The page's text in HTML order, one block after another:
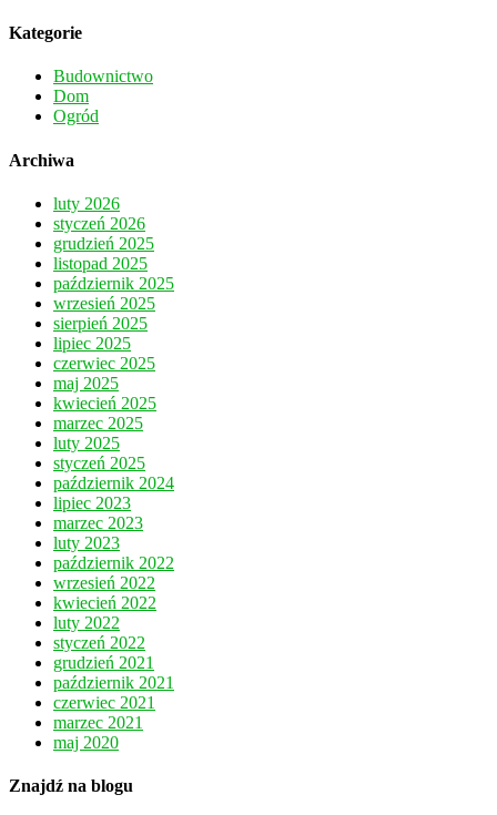
Kategorie
Budownictwo
Dom
Ogród
Archiwa
luty 2026
styczeń 2026
grudzień 2025
listopad 2025
październik 2025
wrzesień 2025
sierpień 2025
lipiec 2025
czerwiec 2025
maj 2025
kwiecień 2025
marzec 2025
luty 2025
styczeń 2025
październik 2024
lipiec 2023
marzec 2023
luty 2023
październik 2022
wrzesień 2022
kwiecień 2022
luty 2022
styczeń 2022
grudzień 2021
październik 2021
czerwiec 2021
marzec 2021
maj 2020
Znajdź na blogu